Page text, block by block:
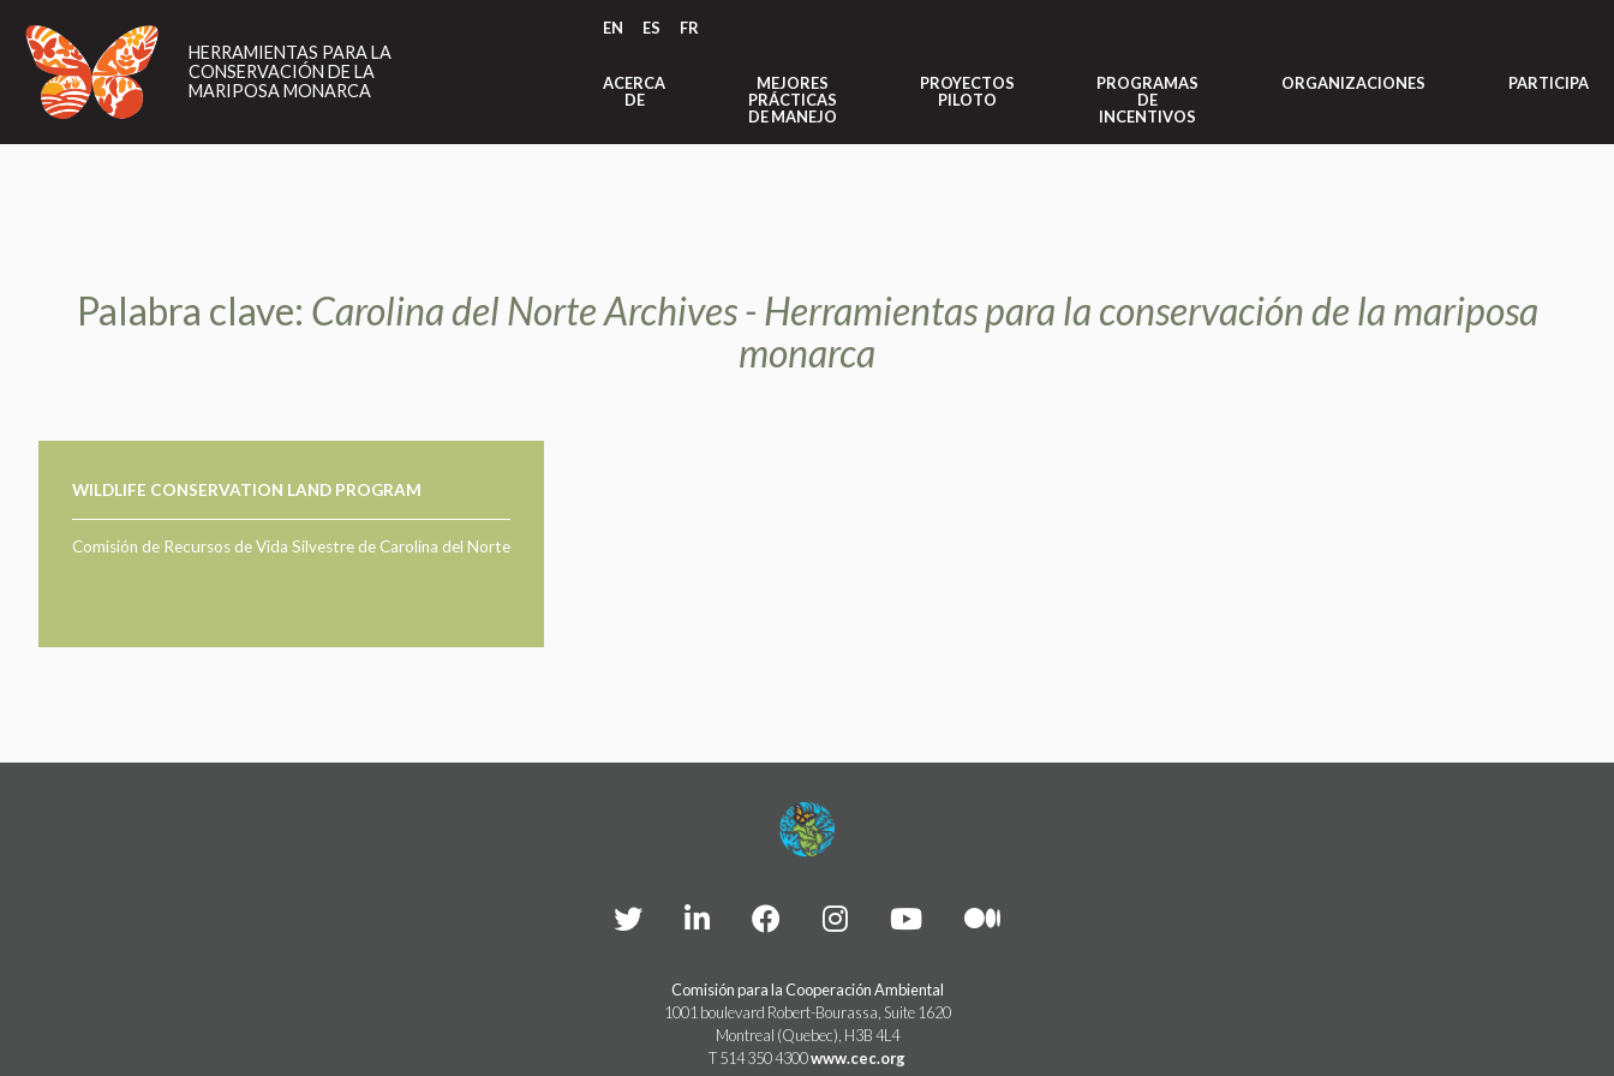
PARA
LA
CONSERVACIÓN
HERRAMIENTAS PARA LA
CONSERVACIÓN DE LA
MARIPOSA MONARCA
EN ES FR
ACERCA
DE
MEJORES
PRÁCTICAS
DE MANEJO
PROYECTOS
PILOTO
PROGRAMAS
DE
INCENTIVOS
ORGANIZACIONES PARTICIPA
Palabra clave: Carolina del Norte Archives - Herramientas para la conservación de la mariposa
monarca
WILDLIFE CONSERVATION LAND PROGRAM
Comisión de Recursos de Vida Silvestre de Carolina del Norte
Comisión para la Cooperación Ambiental
1001 boulevard Robert-Bourassa, Suite 1620
Montreal (Quebec), H3B 4L4
T 514 350 4300www.cec.org